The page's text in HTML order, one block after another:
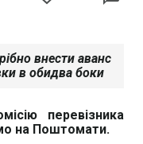
внести аванс
в обидва боки
перевізника
на Поштомати.